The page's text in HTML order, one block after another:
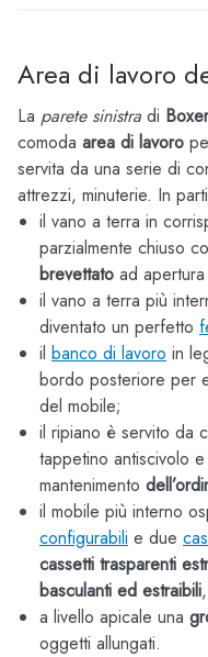
Area di lavoro
La parete sinistra di Boxer
comoda area di lavoro
servita da una serie di
attrezzi, minuterie. In
il vano a terra in
parzialmente chiuso
brevettato ad
il vano a terra più
diventato un perfetto
il banco di lavoro in
bordo posteriore per
del mobile;
il ripiano è servito da
tappetino antiscivolo
mantenimento
il mobile più interno
configurabili e due
cassetti trasparenti
basculanti ed estraibili
a livello apicale una
oggetti allungati.